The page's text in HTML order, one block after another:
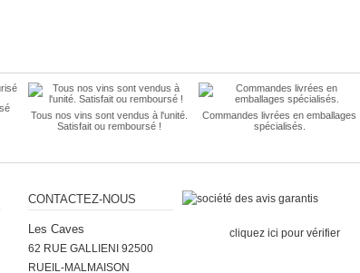
Tous nos vins sont vendus à l'unité.
Satisfait ou remboursé !
Commandes livrées en emballages
spécialisés.
CONTACTEZ-NOUS
Les Caves
62 RUE GALLIENI 92500
RUEIL-MALMAISON
cliquez ici pour vérifier.